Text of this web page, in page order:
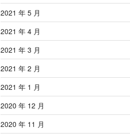
2021 年 5 月
2021 年 4 月
2021 年 3 月
2021 年 2 月
2021 年 1 月
2020 年 12 月
2020 年 11 月